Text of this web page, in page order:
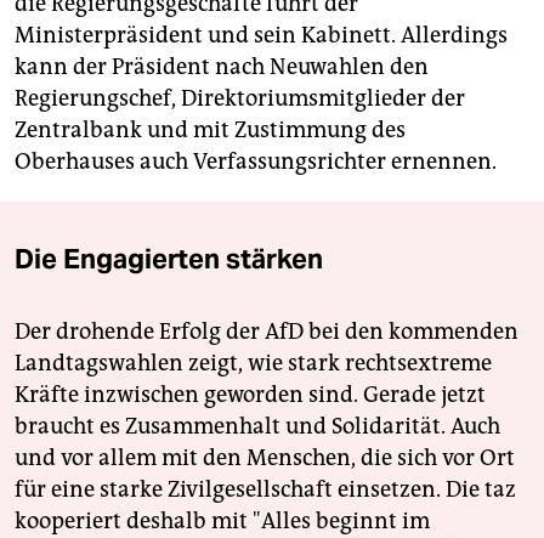
Ministerpräsident und sein Kabinett. Allerdings
kann der Präsident nach Neuwahlen den
Regierungschef, Direktoriumsmitglieder der
Zentralbank und mit Zustimmung des
Oberhauses auch Verfassungsrichter ernennen.
Die Engagierten stärken
Der drohende Erfolg der AfD bei den kommenden
Landtagswahlen zeigt, wie stark rechtsextreme
Kräfte inzwischen geworden sind. Gerade jetzt
braucht es Zusammenhalt und Solidarität. Auch
und vor allem mit den Menschen, die sich vor Ort
für eine starke Zivilgesellschaft einsetzen. Die taz
kooperiert deshalb mit "Alles beginnt im